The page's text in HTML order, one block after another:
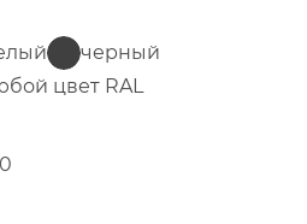
черный
цвет RAL